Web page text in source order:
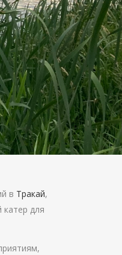
в Тракай,
для